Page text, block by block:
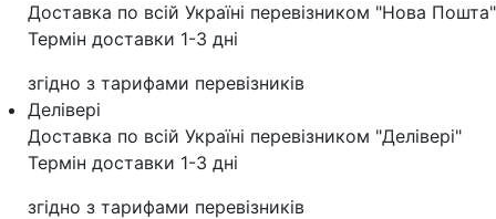
Доставка по всій Україні перевізником "Нова Пошта"
Термін доставки 1-3 дні
згідно з тарифами перевізників
Делівері
Доставка по всій Україні перевізником "Делівері"
Термін доставки 1-3 дні
згідно з тарифами перевізників